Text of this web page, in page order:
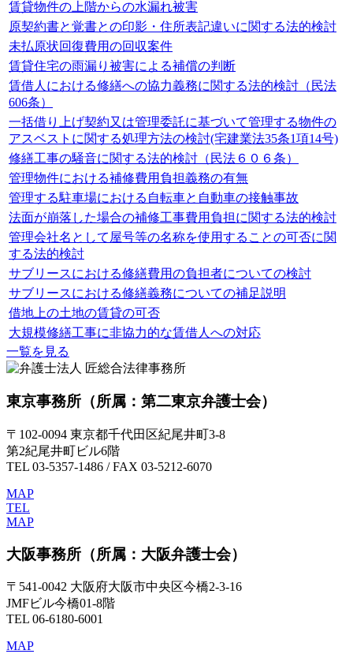
賃貸物件の上階からの水漏れ被害
原契約書と覚書との印影・住所表記違いに関する法的検討
未払原状回復費用の回収案件
賃貸住宅の雨漏り被害による補償の判断
賃借人における修繕への協力義務に関する法的検討（民法
606条）
一括借り上げ契約又は管理委託に基づいて管理する物件の
アスベストに関する処理方法の検討(宅建業法35条1項14号)
修繕工事の騒音に関する法的検討（民法６０６条）
管理物件における補修費用負担義務の有無
管理する駐車場における自転車と自動車の接触事故
法面が崩落した場合の補修工事費用負担に関する法的検討
管理会社名として屋号等の名称を使用することの可否に関
する法的検討
サブリースにおける修繕費用の負担者についての検討
サブリースにおける修繕義務についての補足説明
借地上の土地の賃貸の可否
大規模修繕工事に非協力的な賃借人への対応
一覧を見る
東京事務所 （所属：第二東京弁護士会）
〒102-0094 東京都千代田区紀尾井町3-8
第2紀尾井町ビル6階
TEL 03-5357-1486 / FAX 03-5212-6070
MAP
TEL
MAP
大阪事務所 （所属：大阪弁護士会）
〒541-0042 大阪府大阪市中央区今橋2-3-16
JMFビル今橋01-8階
TEL 06-6180-6001
MAP